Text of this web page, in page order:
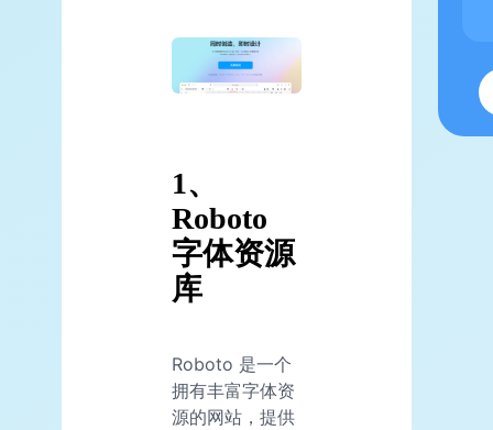
1、
Roboto
字体资源
库
Roboto 是一个
拥有丰富字体资
源的网站，提供